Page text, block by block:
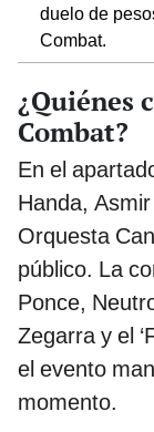
duelo de
Combat.
¿Quiénes
Combat?
En el
Handa,
Orquesta
público. La
Ponce,
Zegarra y el
el evento
momento.